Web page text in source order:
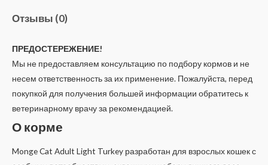
Отзывы (0)
ПРЕДОСТЕРЕЖЕНИЕ!
Мы не предоставляем консультацию по подбору кормов и не
несем ответственность за их применение. Пожалуйста, перед
покупкой для получения большей информации обратитесь к
ветеринарному врачу за рекомендацией.
О корме
Monge Cat Adult Light Turkey разработан для взрослых кошек с